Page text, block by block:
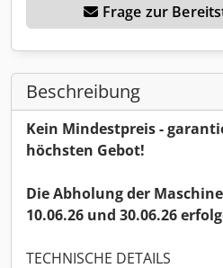
Frage zur
Beschreibung
Kein Mindestpreis -
höchsten Gebot!
Die Abholung der
10.06.26 und 30.06.26
TECHNISCHE DETAILS